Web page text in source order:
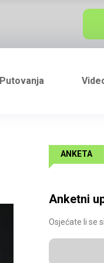
Putovanja
ANKETA
Anketni
Osjećate li se